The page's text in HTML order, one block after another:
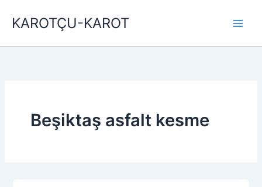
atlaKAROTÇU-KAROT
Beşiktaş asfalt kesme